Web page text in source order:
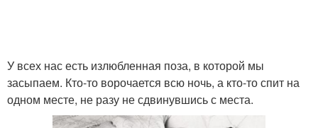
У всех нас есть излюбленная поза, в которой мы
засыпаем. Кто-то ворочается всю ночь, а кто-то спит на
одном месте, не разу не сдвинувшись с места.